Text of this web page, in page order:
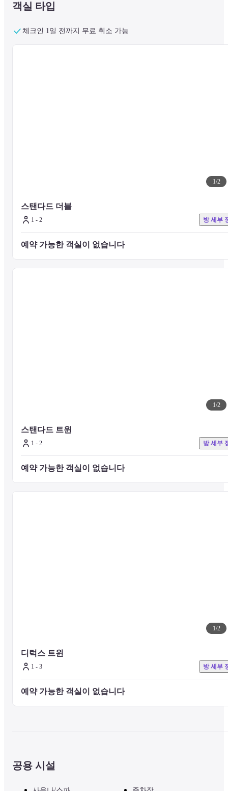
숙소는 24시간 프런트 데스크, 비즈니스 센터, 무료 Wi-Fi를 갖추고
※ 호텔 인근에서 간헐적으로 시위가 발생할 수 있습니다.  해당 시기
님의 편안하고 즐거운 숙박을 위해 최선을 다하겠습니다.
객실 타입
체크인 1일 전까지 무료 취소 가능
1/2
스탠다드 더블
1 - 2 방 세부
예약 가능한 객실이 없습니다
1/2
스탠다드 트윈
1 - 2 방 세부
예약 가능한 객실이 없습니다
1/2
디럭스 트윈
1 - 3 방 세부
예약 가능한 객실이 없습니다
공용 시설